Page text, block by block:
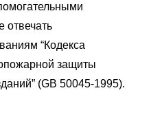
отвечать
“Кодекса
защиты
(GB 50045-1995).